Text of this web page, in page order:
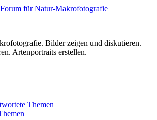
Bilder zeigen und diskutieren.
Artenportraits erstellen.
Themen